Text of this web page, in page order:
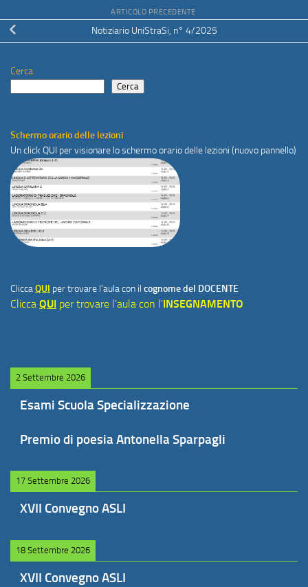
ARTICOLO PRECEDENTE
Notiziario UniStraSi, n° 4/2025
Cerca
Cerca
Schermo orario delle lezioni
Un click QUI per visionare lo schermo orario delle lezioni (nuovo pannello)
CliccaQUI per trovare l'aula con il cognome del DOCENTE
Clicca QUI per trovare l'aula con l'INSEGNAMENTO
2 Settembre 2026
Esami Scuola Specializzazione
Premio di poesia Antonella Sparpagli
17 Settembre 2026
XVII Convegno ASLI
18 Settembre 2026
XVII Convegno ASLI